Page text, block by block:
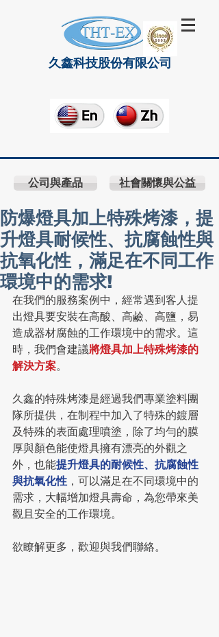
久鑫科技股份有限公司
公司與產品 社會關懷與公益
防爆燈具加上特殊烤漆，提
升燈具耐候性、抗腐蝕性與
抗氧化性，滿足在不同工作
環境中的需求!
在我們的服務案例中，經常遇到客人提
出燈具要安裝在高酸、高鹼、高鹽，易
造成器材腐蝕的工作環境中的需求。這
時，我們會建議將燈具加上特殊烤漆的
解決方案。
久鑫的特殊烤漆是經過我們專業塗料團
隊所提供，在制程中加入了特殊的鍍層
及特殊的表面處理噴塗，除了均勻的膜
厚與顏色能使燈具擁有漂亮的外觀之
外，也能提升燈具的耐候性、抗腐蝕性
與抗氧化性 ，可以滿足在不同環境中的
需求，大幅增加燈具壽命，為您帶來美
觀且安全的工作環境。
欲瞭解更多，歡迎與我們聯絡。